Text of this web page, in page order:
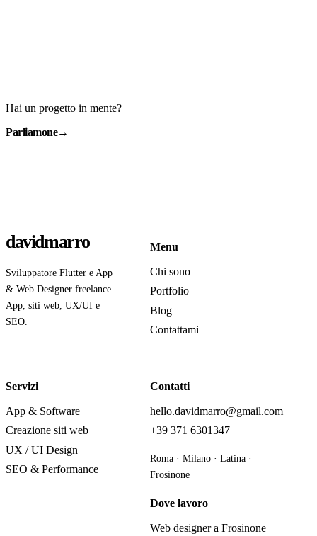
Hai un progetto in mente?
Parliamone→
davidmarro
Sviluppatore Flutter e App
& Web Designer freelance.
App, siti web, UX/UI e
SEO.
Menu
Chi sono
Portfolio
Blog
Contattami
Servizi
App & Software
Creazione siti web
UX / UI Design
SEO & Performance
Contatti
hello.davidmarro@gmail.com
+39 371 6301347
Roma · Milano · Latina ·
Frosinone
Dove lavoro
Web designer a Frosinone